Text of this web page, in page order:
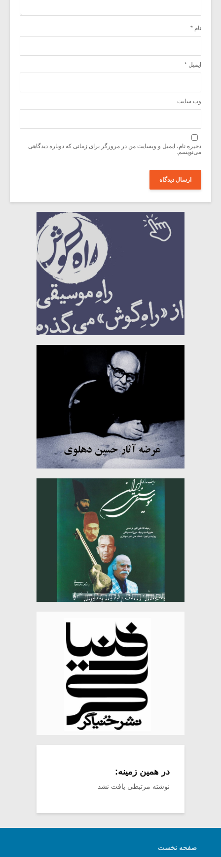
نام *
ایمیل *
وب‌ سایت
ذخیره نام، ایمیل و وبسایت من در مرورگر برای زمانی که دوباره دیدگاهی
می‌نویسم.
در همین زمینه:
نوشته مرتبطی یافت نشد
صفحه نخست